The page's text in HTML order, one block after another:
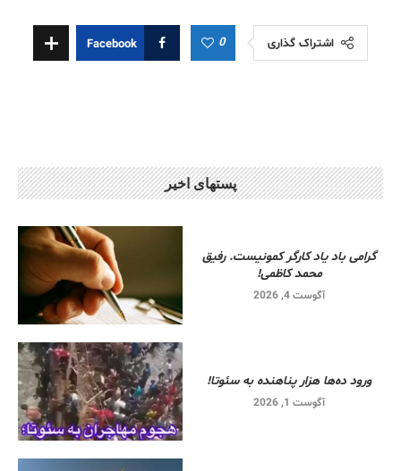
اشتراک گذاری 0
Facebook
پستهای اخیر
گرامی باد یاد کارگر کمونیست. رفیق
محمد کاظمی!
آگوست 4, 2026
ورود ده‌ها هزار پناهنده به سئوتا!
آگوست 1, 2026